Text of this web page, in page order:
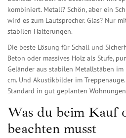
kombiniert. Metall? Schön, aber ein
wird es zum Lautsprecher. Glas? Nur
stabilen Halterungen.
Die beste Lösung für Schall und
Beton oder massives Holz als Stufe,
Geländer aus stabilen Metallstäben
cm. Und Akustikbilder im
Standard in gut geplanten
Was du beim Kauf
beachten musst